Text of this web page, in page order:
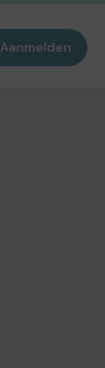
Aanmelden